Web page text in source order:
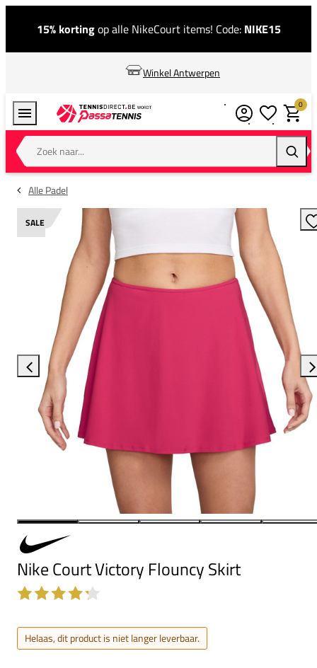
15% kortingop alle NikeCourt items! Code: NIKE15
Winkel Antwerpen
Zoek naar...
0
Alle Padel
SALE
Nike Court Victory Flouncy Skirt
Helaas, dit product is niet langer leverbaar.